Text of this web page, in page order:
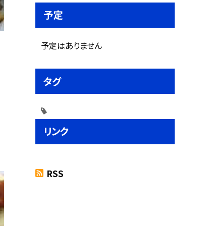
予定
予定はありません
タグ
リンク
RSS